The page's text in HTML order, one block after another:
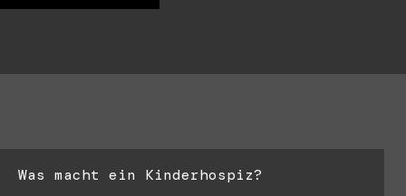
Was macht ein Kinderhospiz?